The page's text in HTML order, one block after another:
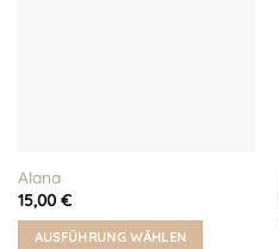
Alana
15,00 €
AUSFÜHRUNG WÄHLEN